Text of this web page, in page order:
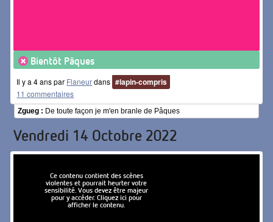
Bientôt Pâques
Il y a 4 ans par Flaneurdans #lapin-compris
11 commentaires
Zgueg : De toute façon je m'en branle de Pâques
Vendredi 14 Octobre 2022
Ce contenu contient des scènes
violentes et pourrait heurter votre
sensibilité. Vous devez être majeur
pour y accéder. Cliquez ici pour
afficher le contenu.